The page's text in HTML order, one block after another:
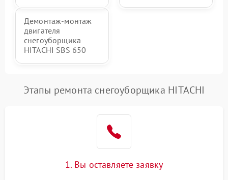
Демонтаж-монтаж
двигателя
снегоуборщика
HITACHI SBS 650
Этапы ремонта снегоуборщика HITACHI
1. Вы оставляете заявку